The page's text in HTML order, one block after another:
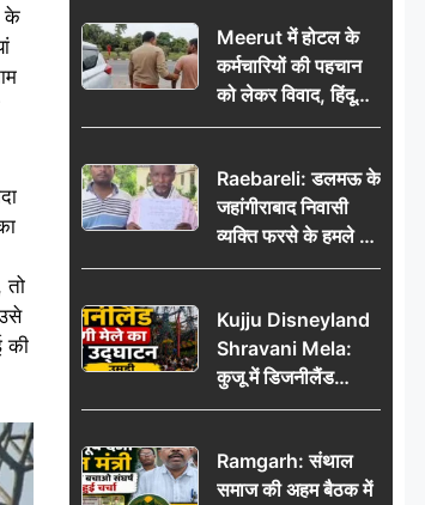
के
तो
की
Meerut में होटल के
कर्मचारियों की पहचान
को लेकर विवाद, हिंदू
सुरक्षा संगठन ने उठाए
की मांग
Raebareli: डलमऊ के
जहांगीराबाद निवासी
व्यक्ति फरसे के हमले में
घायल थाने में शिकायत
हजार’, रकम न देने पर
कार्रवाई ठंडी!
Kujju Disneyland
Shravani Mela:
कुजू में डिजनीलैंड
श्रावणी मेले का भव्य
की भीड़
Ramgarh: संथाल
समाज की अहम बैठक में